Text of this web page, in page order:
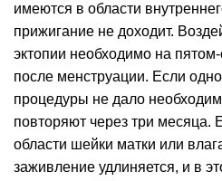
имеются в области
прижигание не доходит.
эктопии необходимо на
после менструации. Если
процедуры не дало
повторяют через три месяца.
области шейки матки или
заживление удлиняется, и в